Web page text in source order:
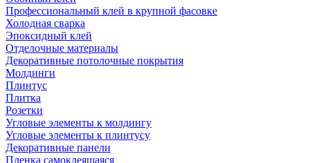
Профессиональный клей в крупной фасовке
Холодная сварка
Эпоксидный клей
Отделочные материалы
Декоративные потолочные покрытия
Молдинги
Плинтус
Плитка
Розетки
Угловые элементы к молдингу
Угловые элементы к плинтусу
Декоративные панели
Пленка самоклеящаяся